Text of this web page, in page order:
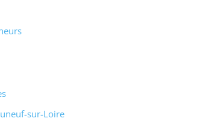
sur-Loire